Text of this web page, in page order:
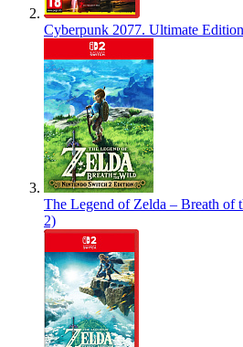
Cyberpunk 2077. Ultimate
The Legend of Zelda – Breath of
2)